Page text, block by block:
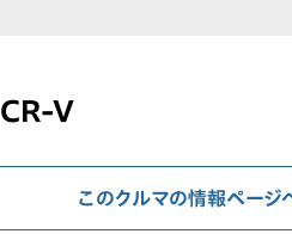
CR-V
このクルマの情報ページ